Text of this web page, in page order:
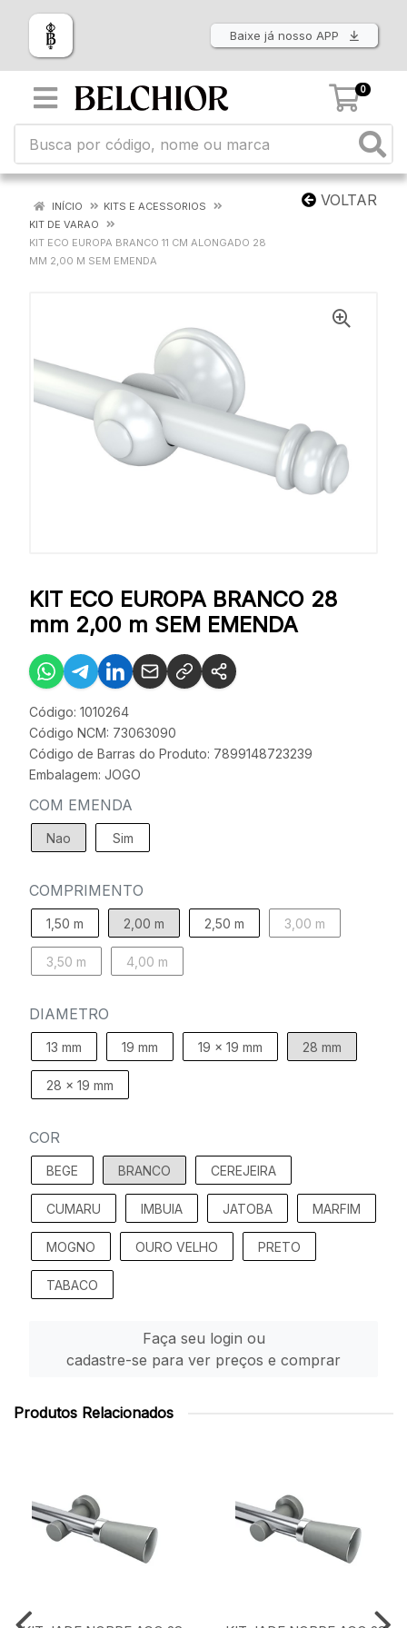
Baixe já nosso APP
0
VOLTAR
INÍCIO
KITS E ACESSORIOS
KIT DE VARAO
KIT ECO EUROPA BRANCO 11 CM ALONGADO 28
MM 2,00 M SEM EMENDA
KIT ECO EUROPA BRANCO 28
mm 2,00 m SEM EMENDA
Código: 1010264
Código NCM: 73063090
Código de Barras do Produto: 7899148723239
Embalagem: JOGO
COM EMENDA
Nao Sim
COMPRIMENTO
1,50 m 2,00 m 2,50 m 3,00 m
3,50 m 4,00 m
DIAMETRO
13 mm 19 mm 19 x 19 mm 28 mm
28 x 19 mm
COR
BEGE BRANCO CEREJEIRA
CUMARU IMBUIA JATOBA MARFIM
MOGNO OURO VELHO PRETO
TABACO
Faça seu login ou
cadastre-se para ver preços e comprar
Produtos Relacionados